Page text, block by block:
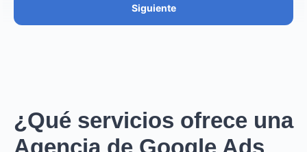
Siguiente
¿Qué servicios ofrece una
Agencia de Google Ads